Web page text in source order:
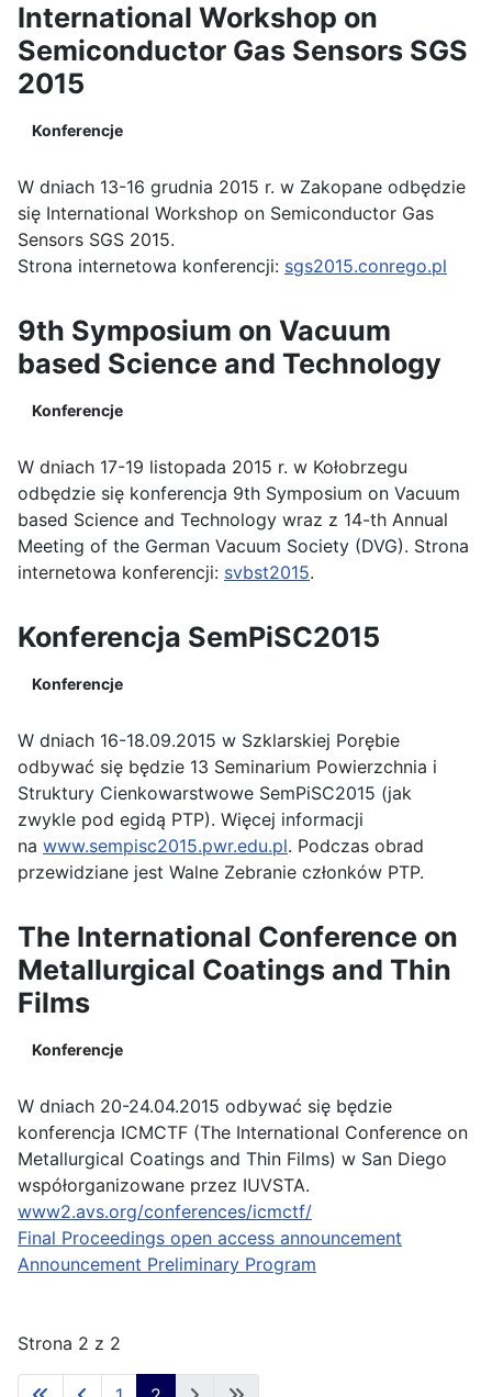
International Workshop on
Semiconductor Gas Sensors SGS
2015
Konferencje
W dniach 13-16 grudnia 2015 r. w Zakopane odbędzie
się International Workshop on Semiconductor Gas
Sensors SGS 2015.
Strona internetowa konferencji: sgs2015.conrego.pl
9th Symposium on Vacuum
based Science and Technology
Konferencje
W dniach 17-19 listopada 2015 r. w Kołobrzegu
odbędzie się konferencja 9th Symposium on Vacuum
based Science and Technology wraz z 14-th Annual
Meeting of the German Vacuum Society (DVG). Strona
internetowa konferencji: svbst2015.
Konferencja SemPiSC2015
Konferencje
W dniach 16-18.09.2015 w Szklarskiej Porębie
odbywać się będzie 13 Seminarium Powierzchnia i
Struktury Cienkowarstwowe SemPiSC2015 (jak
zwykle pod egidą PTP). Więcej informacji
na www.sempisc2015.pwr.edu.pl. Podczas obrad
przewidziane jest Walne Zebranie członków PTP.
The International Conference on
Metallurgical Coatings and Thin
Films
Konferencje
W dniach 20-24.04.2015 odbywać się będzie
konferencja ICMCTF (The International Conference on
Metallurgical Coatings and Thin Films) w San Diego
współorganizowane przez IUVSTA.
www2.avs.org/conferences/icmctf/
Final Proceedings open access announcement
Announcement Preliminary Program
Strona 2 z 2